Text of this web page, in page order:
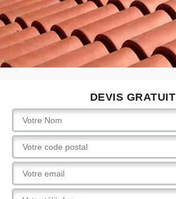
DEVIS GRATUIT